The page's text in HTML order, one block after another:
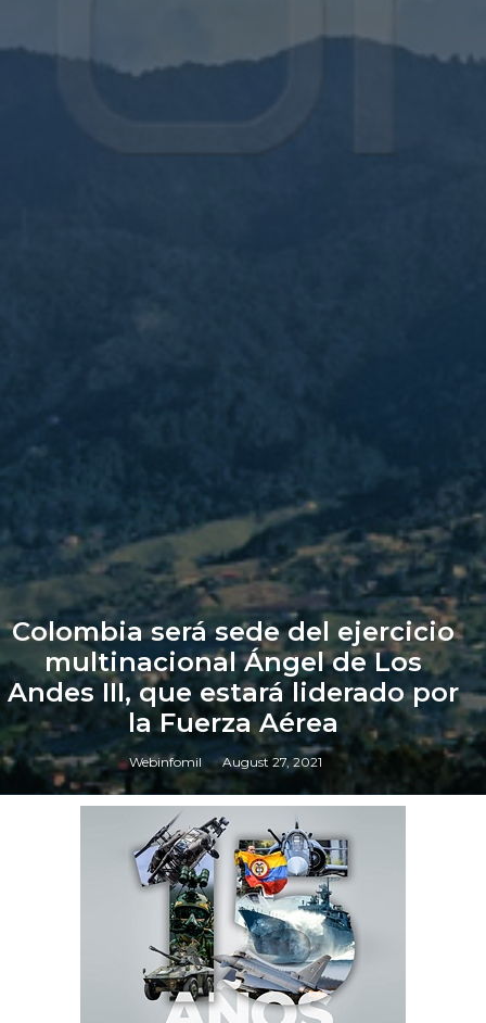
Colombia será sede del ejercicio
multinacional Ángel de Los
Andes III, que estará liderado por
la Fuerza Aérea
Webinfomil August 27, 2021